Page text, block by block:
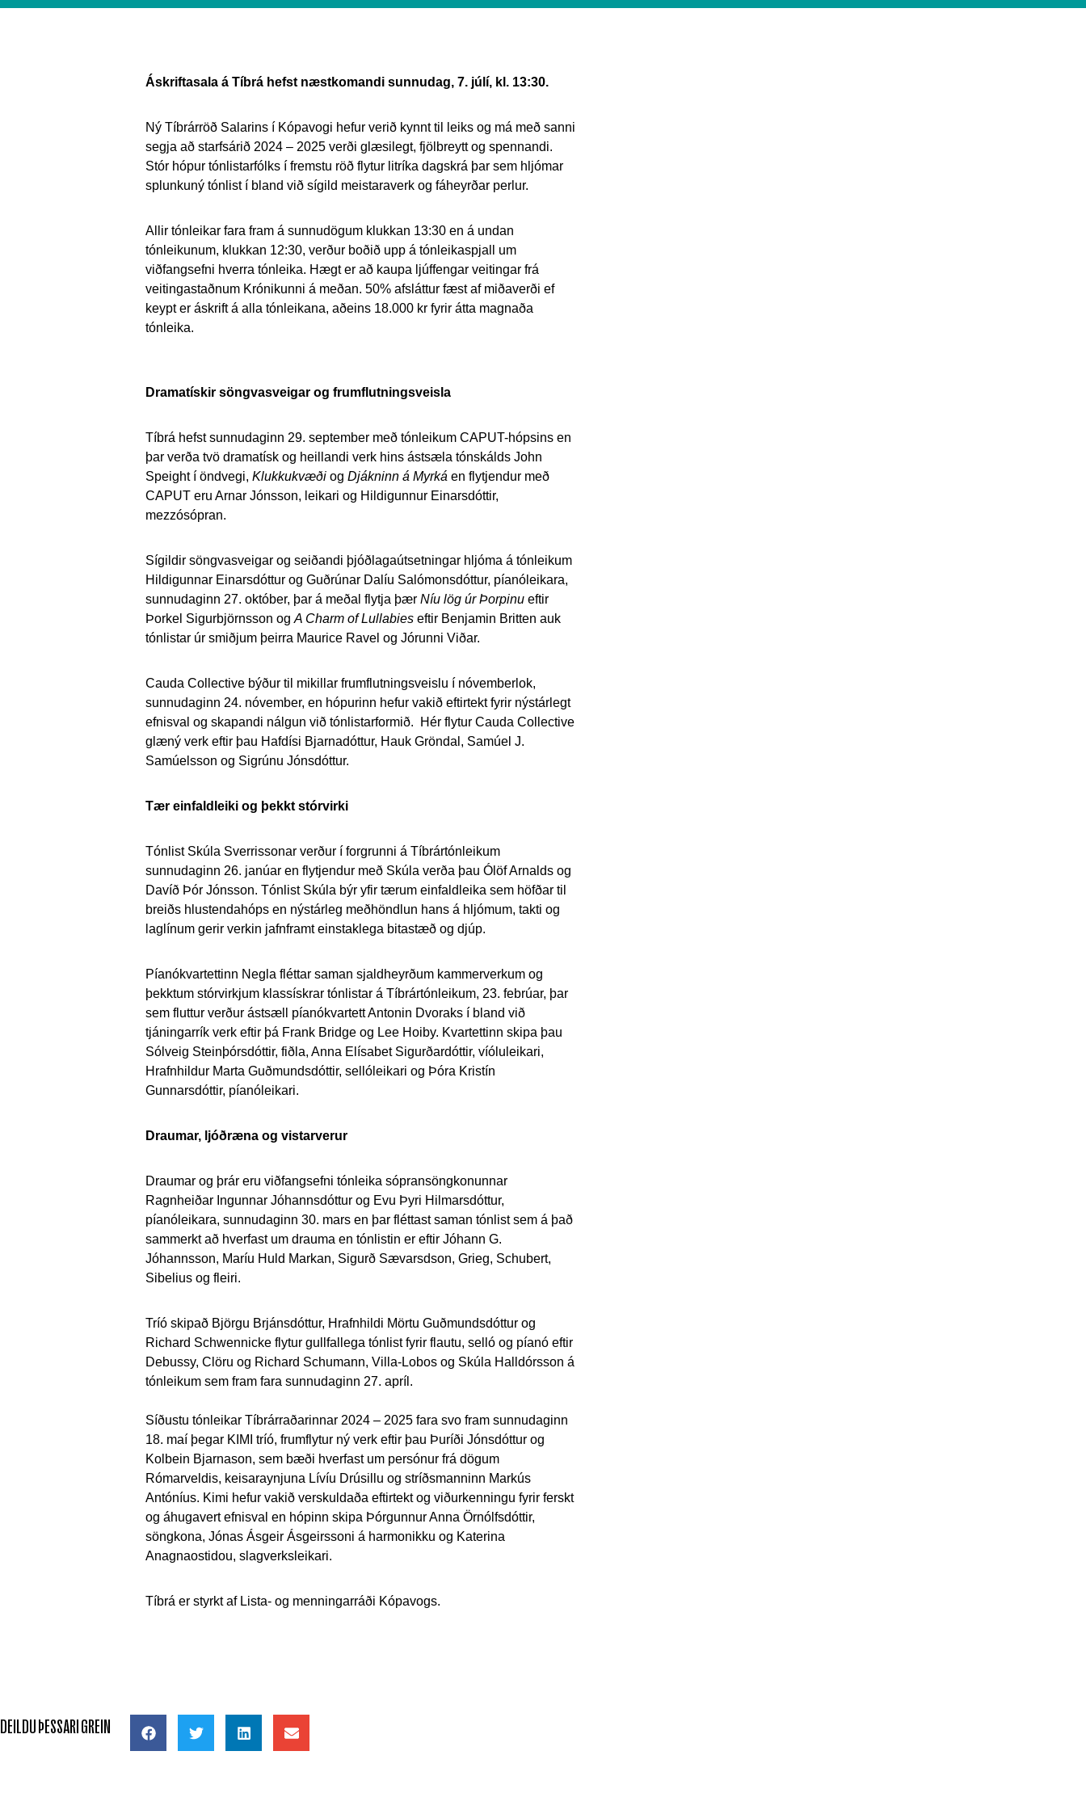
Áskriftasala á Tíbrá hefst næstkomandi sunnudag, 7. júlí, kl. 13:30.
Ný Tíbrárröð Salarins í Kópavogi hefur verið kynnt til leiks og má með sanni
segja að starfsárið 2024 – 2025 verði glæsilegt, fjölbreytt og spennandi.
Stór hópur tónlistarfólks í fremstu röð flytur litríka dagskrá þar sem hljómar
splunkuný tónlist í bland við sígild meistaraverk og fáheyrðar perlur.
Allir tónleikar fara fram á sunnudögum klukkan 13:30 en á undan
tónleikunum, klukkan 12:30, verður boðið upp á tónleikaspjall um
viðfangsefni hverra tónleika. Hægt er að kaupa ljúffengar veitingar frá
veitingastaðnum Krónikunni á meðan. 50% afsláttur fæst af miðaverði ef
keypt er áskrift á alla tónleikana, aðeins 18.000 kr fyrir átta magnaða
tónleika.
Dramatískir söngvasveigar og frumflutningsveisla
Tíbrá hefstsunnudaginn 29. septembermeð tónleikum CAPUT-hópsins en
þar verða tvö dramatísk og heillandi verk hins ástsæla tónskálds John
Speight í öndvegi, Klukkukvæðiog Djákninn á Myrká en flytjendur með
CAPUT eru Arnar Jónsson, leikari og Hildigunnur Einarsdóttir,
mezzósópran.
Sígildir söngvasveigar og seiðandi þjóðlagaútsetningar hljóma á tónleikum
Hildigunnar Einarsdóttur og Guðrúnar Dalíu Salómonsdóttur, píanóleikara,
sunnudaginn 27. október, þar á meðal flytja þær Níu lög úr Þorpinueftir
Þorkel Sigurbjörnsson og A Charm of Lullabieseftir Benjamin Britten auk
tónlistar úr smiðjum þeirra Maurice Ravel og Jórunni Viðar.
Cauda Collective býður til mikillar frumflutningsveislu í nóvemberlok,
sunnudaginn 24. nóvember, en hópurinn hefur vakið eftirtekt fyrir nýstárlegt
efnisval og skapandi nálgun við tónlistarformið. Hér flytur Cauda Collective
glæný verk eftir þau Hafdísi Bjarnadóttur, Hauk Gröndal, Samúel J.
Samúelsson og Sigrúnu Jónsdóttur.
Tær einfaldleiki og þekkt stórvirki
Tónlist Skúla Sverrissonar verður í forgrunni á Tíbrártónleikum
sunnudaginn 26. janúaren flytjendur með Skúla verða þau Ólöf Arnalds og
Davíð Þór Jónsson. Tónlist Skúla býr yfir tærum einfaldleika sem höfðar til
breiðs hlustendahóps en nýstárleg meðhöndlun hans á hljómum, takti og
laglínum gerir verkin jafnframt einstaklega bitastæð og djúp.
Píanókvartettinn Negla fléttar saman sjaldheyrðum kammerverkum og
þekktum stórvirkjum klassískrar tónlistar á Tíbrártónleikum, 23. febrúar, þar
sem fluttur verður ástsæll píanókvartett Antonin Dvoraks í bland við
tjáningarrík verk eftir þá Frank Bridge og Lee Hoiby. Kvartettinn skipa þau
Sólveig Steinþórsdóttir, fiðla, Anna Elísabet Sigurðardóttir, víóluleikari,
Hrafnhildur Marta Guðmundsdóttir, sellóleikari og Þóra Kristín
Gunnarsdóttir, píanóleikari.
Draumar, ljóðræna og vistarverur
Draumar og þrár eru viðfangsefni tónleika sópransöngkonunnar
Ragnheiðar Ingunnar Jóhannsdóttur og Evu Þyri Hilmarsdóttur,
píanóleikara, sunnudaginn 30. marsen þar fléttast saman tónlist sem á það
sammerkt að hverfast um drauma en tónlistin er eftir Jóhann G.
Jóhannsson, Maríu Huld Markan, Sigurð Sævarsdson, Grieg, Schubert,
Sibelius og fleiri.
Tríó skipað Björgu Brjánsdóttur, Hrafnhildi Mörtu Guðmundsdóttur og
Richard Schwennicke flytur gullfallega tónlist fyrir flautu, selló og píanó eftir
Debussy, Clöru og Richard Schumann, Villa-Lobos og Skúla Halldórsson á
tónleikum sem fram fara sunnudaginn 27. apríl.
Síðustu tónleikar Tíbrárraðarinnar 2024 – 2025 fara svo fram sunnudaginn
18. maí þegar KIMI tríó, frumflytur ný verk eftir þau Þuríði Jónsdóttur og
Kolbein Bjarnason, sem bæði hverfast um persónur frá dögum
Rómarveldis, keisaraynjuna Lívíu Drúsillu og stríðsmanninn Markús
Antóníus. Kimi hefur vakið verskuldaða eftirtekt og viðurkenningu fyrir ferskt
og áhugavert efnisval en hópinn skipa Þórgunnur Anna Örnólfsdóttir,
söngkona, Jónas Ásgeir Ásgeirssoni á harmonikku og Katerina
Anagnaostidou, slagverksleikari.
Tíbrá er styrkt af Lista- og menningarráði Kópavogs.
DEILDU ÞESSARI GREIN